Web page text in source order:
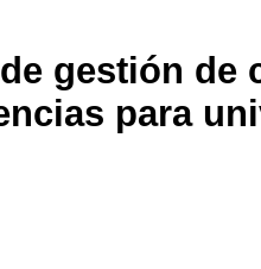
gestión de
para